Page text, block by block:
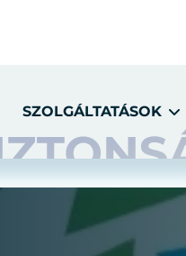
SZOLGÁLTATÁSOK